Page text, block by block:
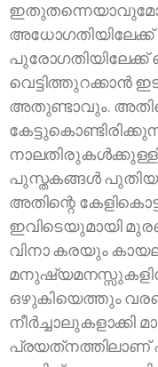
ഇതുതന്നെയാവുമോ?
പുരോഗതിയിലേക്ക്
വെട്ടിത്തുറക്കാന്‍
അതുണ്ടാവും.
പുസ്തകങ്ങള്‍ പുതിയ
അതിന്റെ
ഇവിടെയുമായി
വിനാ കരയും
ഒഴുകിയെത്തും
നീര്‍ച്ചാലുകളാക്കി
പ്രയത്‌നത്തിലാണ്